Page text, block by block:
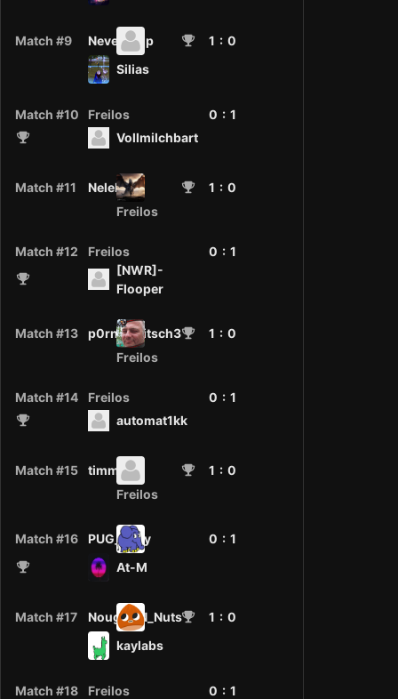
Match #9 NeverDrop 1 : 0
Silias
Match #10 Freilos 0 : 1
Vollmilchbart
Match #11 Nelelex 1 : 0
Freilos
Match #12 Freilos 0 : 1
[NWR]-
Flooper
Match #13 p0rn0p3itsch3 1 : 0
Freilos
Match #14 Freilos 0 : 1
automat1kk
Match #15 timmi 1 : 0
Freilos
Match #16 PUG_Bully 0 : 1
At-M
Match #17 Nougat_N_Nuts 1 : 0
kaylabs
Match #18 Freilos 0 : 1